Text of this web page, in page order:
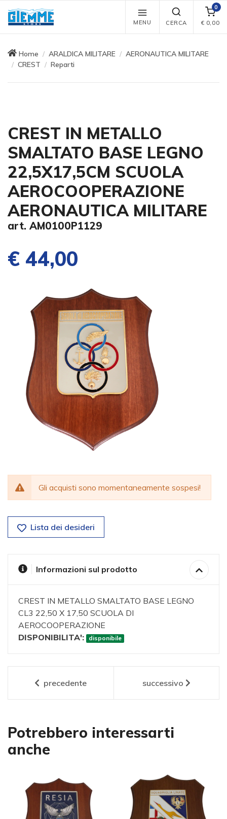
MENU CERCA
0
€ 0,00
Home ARALDICA MILITARE
AERONAUTICA MILITARE
CREST
Reparti
CREST IN METALLO
SMALTATO BASE LEGNO
22,5X17,5CM SCUOLA
AEROCOOPERAZIONE
AERONAUTICA MILITARE
art. AM0100P1129
€ 44,00
Gli acquisti sono momentaneamente sospesi!
Lista dei desideri
Informazioni sul prodotto
CREST IN METALLO SMALTATO BASE LEGNO
CL3 22,50 X 17,50 SCUOLA DI
AEROCOOPERAZIONE
DISPONIBILITA':
disponibile
precedente successivo
Potrebbero interessarti
anche